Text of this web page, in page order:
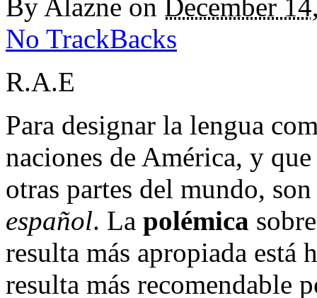
By Alazne on December
No TrackBacks
R.A.E
Para designar la lengua
naciones de América, y
otras partes del mundo,
español. La polémica
resulta más apropiada
resulta más recomendable